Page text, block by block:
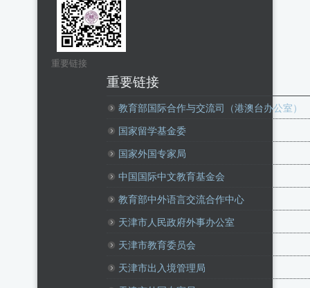
重要链接
重要链接
教育部国际合作与交流司（港澳台办公室）
国家留学基金委
国家外国专家局
中国国际中文教育基金会
教育部中外语言交流合作中心
天津市人民政府外事办公室
天津市教育委员会
天津市出入境管理局